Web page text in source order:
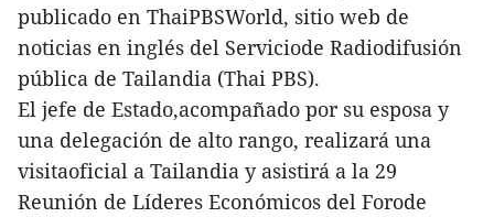
publicado en ThaiPBSWorld, sitio web de
noticias en inglés del Serviciode Radiodifusión
pública de Tailandia (Thai PBS).
El jefe de Estado,acompañado por su esposa y
una delegación de alto rango, realizará una
visitaoficial a Tailandia y asistirá a la 29
Reunión de Líderes Económicos del Forode